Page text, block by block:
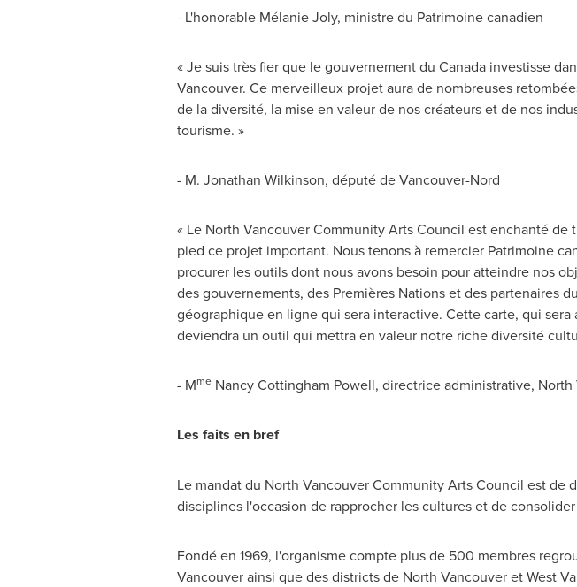
- L'honorable MélanieJoly, ministre du Patrimoine canadien
« Je suis très fier que le gouvernement du Canadainvestisse
Vancouver. Ce merveilleux projet aura de nombreuses
de la diversité, la mise en valeur de nos créateurs et de nos
tourisme. »
- M. Jonathan Wilkinson, député de Vancouver-Nord
« Le North Vancouver Community Arts Council est enchanté
pied ce projet important. Nous tenons à remercier Patrimoine
procurer les outils dont nous avons besoin pour atteindre nos
des gouvernements, des Premières Nations et des partenaires
géographique en ligne qui sera interactive. Cette carte, qui
deviendra un outil qui mettra en valeur notre riche diversité
- Mme Nancy Cottingham Powell, directrice administrative,
Les faits en bref
Le mandat du North Vancouver Community Arts Council est
disciplines l'occasion de rapprocher les cultures et de
Fondé en 1969, l'organisme compte plus de 500 membres
Vancouverainsi que des districts de North VancouveretWest